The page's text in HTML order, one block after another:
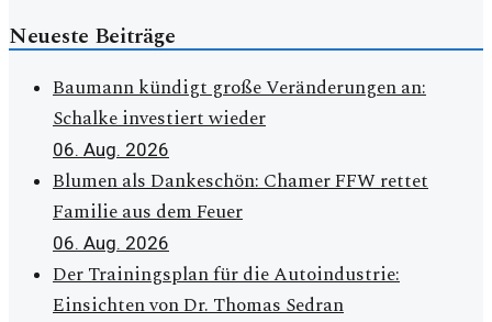
Neueste Beiträge
Baumann kündigt große Veränderungen an:
Schalke investiert wieder
06. Aug. 2026
Blumen als Dankeschön: Chamer FFW rettet
Familie aus dem Feuer
06. Aug. 2026
Der Trainingsplan für die Autoindustrie:
Einsichten von Dr. Thomas Sedran